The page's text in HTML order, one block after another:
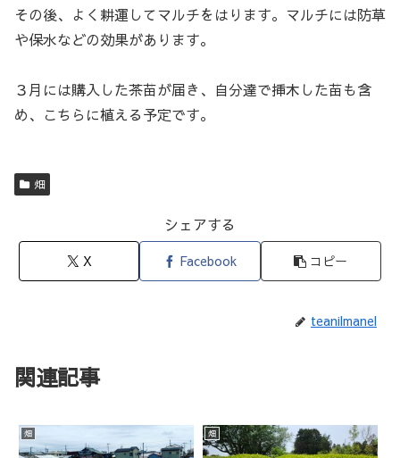
その後、よく耕運してマルチをはります。マルチには防草
や保水などの効果があります。
３月には購入した茶苗が届き、自分達で挿木した苗も含
め、こちらに植える予定です。
畑
シェアする
X Facebook コピー
teanilmanel
関連記事
畑 畑